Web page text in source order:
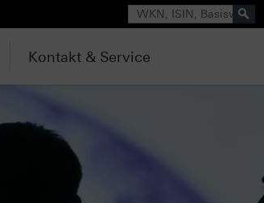
Suche
Kontakt & Service